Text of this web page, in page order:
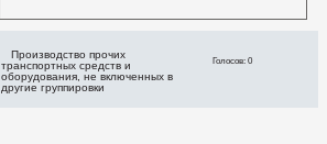
Производство прочих
транспортных средств и
оборудования, не включенных в
другие группировки
Голосов: 0